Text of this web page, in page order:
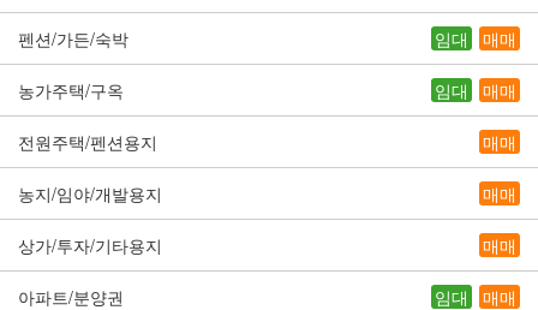
펜션/가든/숙박 임대 매매
농가주택/구옥 임대 매매
전원주택/펜션용지 매매
농지/임야/개발용지 매매
상가/투자/기타용지 매매
아파트/분양권 임대 매매